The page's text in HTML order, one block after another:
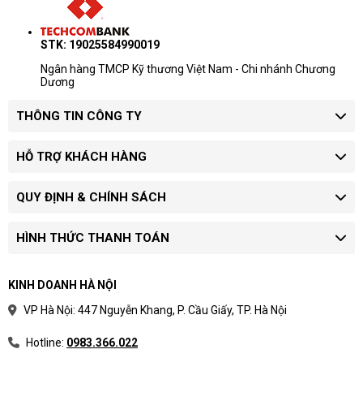
STK: 19025584990019
Ngân hàng TMCP Kỹ thương Việt Nam - Chi nhánh Chương
Dương
THÔNG TIN CÔNG TY
HỖ TRỢ KHÁCH HÀNG
QUY ĐỊNH & CHÍNH SÁCH
HÌNH THỨC THANH TOÁN
KINH DOANH HÀ NỘI
VP Hà Nội: 447 Nguyễn Khang, P. Cầu Giấy, TP. Hà Nội
Hotline: 0983.366.022